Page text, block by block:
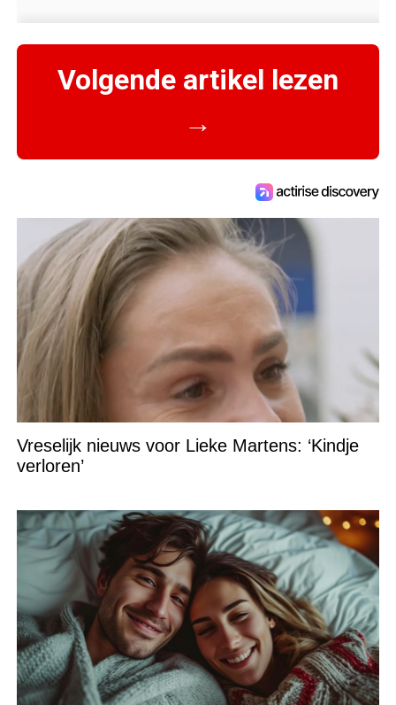
Volgende artikel lezen
→
Vreselijk nieuws voor Lieke Martens: ‘Kindje
verloren’